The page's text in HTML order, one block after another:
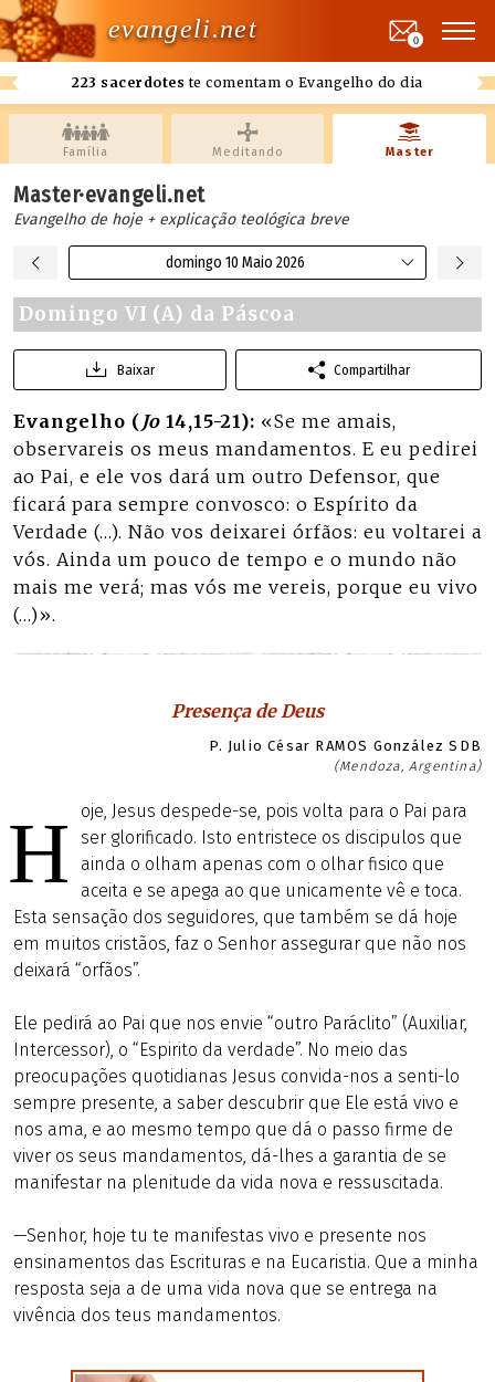
evangeli.net
223 sacerdotes te comentam o Evangelho do dia
0
Família Meditando Master
Master·evangeli.net
Evangelho de hoje + explicação teológica breve
domingo 10 Maio 2026
Domingo VI (A) da Páscoa
Baixar Compartilhar
Evangelho ( Jo 14,15-21): «Se me amais,
observareis os meus mandamentos. E eu pedirei
ao Pai, e ele vos dará um outro Defensor, que
ficará para sempre convosco: o Espírito da
Verdade (…). Não vos deixarei órfãos: eu voltarei a
vós. Ainda um pouco de tempo e o mundo não
mais me verá; mas vós me vereis, porque eu vivo
(…)».
Presença de Deus
P. Julio César RAMOS González SDB
(Mendoza, Argentina)
H
oje, Jesus despede-se, pois volta para o Pai para
ser glorificado. Isto entristece os discipulos que
ainda o olham apenas com o olhar fisico que
aceita e se apega ao que unicamente vê e toca.
Esta sensação dos seguidores, que também se dá hoje
em muitos cristãos, faz o Senhor assegurar que não nos
deixará “orfãos”.
Ele pedirá ao Pai que nos envie “outro Paráclito” (Auxiliar,
Intercessor), o “Espirito da verdade”. No meio das
preocupações quotidianas Jesus convida-nos a senti-lo
sempre presente, a saber descubrir que Ele está vivo e
nos ama, e ao mesmo tempo que dá o passo firme de
viver os seus mandamentos, dá-lhes a garantia de se
manifestar na plenitude da vida nova e ressuscitada.
—Senhor, hoje tu te manifestas vivo e presente nos
ensinamentos das Escrituras e na Eucaristia. Que a minha
resposta seja a de uma vida nova que se entrega na
vivência dos teus mandamentos.